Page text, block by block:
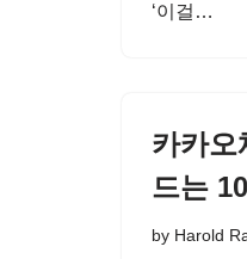
‘이걸…
카카오
드는
by Harold